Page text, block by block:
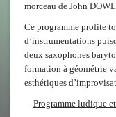
morceau de John
Ce programme profite
d’instrumentations
deux saxophones
formation à géométrie
esthétiques
Programme ludique